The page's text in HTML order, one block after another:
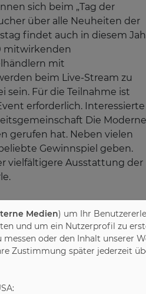
sich beim „Tag der
über alle Neuheiten der
findet auch in diesem
mitwirkenden
mit
beim Live-Stream zu
sein. Für die Teilnahme ist
erforderlich. Interessierte
Die Moderne
gerufen hat. Neben vielen
Gewinnspiel geben.
vielfältigere Ausstattung der
auf dem Laufenden bleiben
finden sich
Weitere Infos sind
Die
Medien) um Ihr
und um ein Nutzerprofil zu
oder den Inhalt unserer
Zustimmung später jederzeit